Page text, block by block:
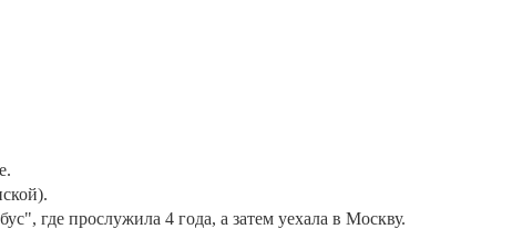
где прослужила 4 года, а затем уехала в Москву.